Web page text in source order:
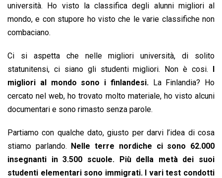
università. Ho visto la classifica degli alunni migliori al
mondo, e con stupore ho visto che le varie classifiche non
combaciano.
Ci si aspetta che nelle migliori università, di solito
statunitensi, ci siano gli studenti migliori. Non è cosi. I
migliori al mondo sono i finlandesi.La Finlandia? Ho
cercato nel web, ho trovato molto materiale, ho visto alcuni
documentari e sono rimasto senza parole.
Partiamo con qualche dato, giusto per darvi l’idea di cosa
stiamo parlando. Nelle terre nordiche ci sono 62.000
insegnanti in 3.500 scuole. Più della metà dei suoi
studenti elementari sono immigrati. I vari test condotti